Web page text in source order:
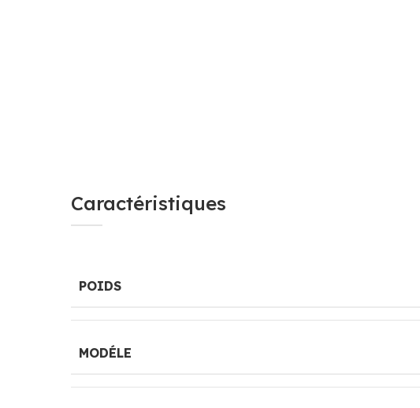
Caractéristiques
POIDS
MODÉLE